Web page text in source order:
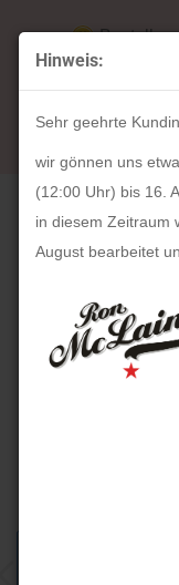
Hinweis:
Sehr geehrte
wir gönnen uns
(12:00 Uhr) bis 16.
in diesem Zeitraum
August bearbeitet
Betriebsferien
August)
17. August
« Erster « zurück
Artikel in dieser
HOLZKERN